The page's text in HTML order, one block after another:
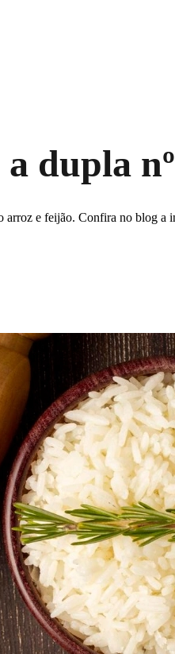
dupla
e feijão. Confira no blog a